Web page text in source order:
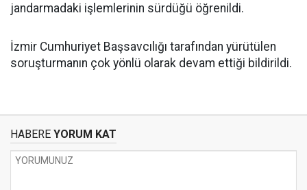
jandarmadaki işlemlerinin sürdüğü öğrenildi.
İzmir Cumhuriyet Başsavcılığı tarafından yürütülen
soruşturmanın çok yönlü olarak devam ettiği bildirildi.
HABERE YORUM KAT